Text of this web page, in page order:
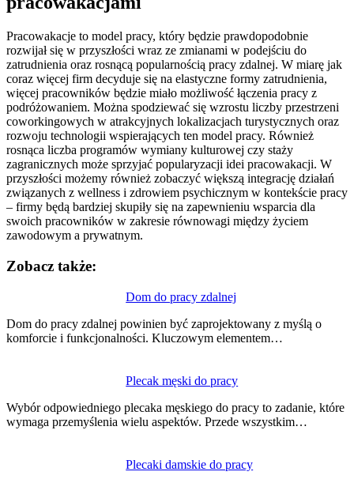
Pracowakacje to model pracy, który będzie prawdopodobnie
rozwijał się w przyszłości wraz ze zmianami w podejściu do
zatrudnienia oraz rosnącą popularnością pracy zdalnej. W miarę jak
coraz więcej firm decyduje się na elastyczne formy zatrudnienia,
więcej pracowników będzie miało możliwość łączenia pracy z
podróżowaniem. Można spodziewać się wzrostu liczby przestrzeni
coworkingowych w atrakcyjnych lokalizacjach turystycznych oraz
rozwoju technologii wspierających ten model pracy. Również
rosnąca liczba programów wymiany kulturowej czy staży
zagranicznych może sprzyjać popularyzacji idei pracowakacji. W
przyszłości możemy również zobaczyć większą integrację działań
związanych z wellness i zdrowiem psychicznym w kontekście pracy
– firmy będą bardziej skupiły się na zapewnieniu wsparcia dla
swoich pracowników w zakresie równowagi między życiem
zawodowym a prywatnym.
Zobacz także:
Dom do pracy zdalnej
Dom do pracy zdalnej powinien być zaprojektowany z myślą o
komforcie i funkcjonalności. Kluczowym elementem…
Plecak męski do pracy
Wybór odpowiedniego plecaka męskiego do pracy to zadanie, które
wymaga przemyślenia wielu aspektów. Przede wszystkim…
Plecaki damskie do pracy
wpisu